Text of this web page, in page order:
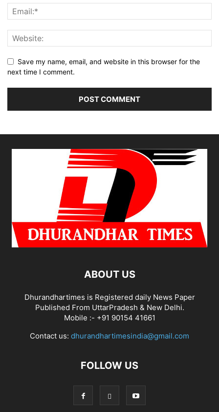
Save my name, email, and website in this browser for the
next time I comment.
ABOUT US
Dhurandhartimes is Registered daily News Paper
Published From UttarPradesh & New Delhi.
Mobile :- +91 90154 41661
Contact us: dhurandhartimesindia@gmail.com
FOLLOW US